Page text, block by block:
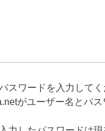
スワードを入力してく
がユーザー名とパ